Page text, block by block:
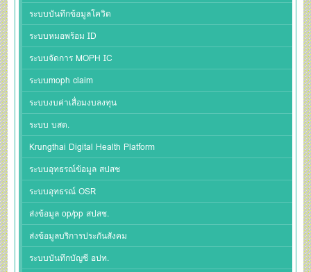
ระบบบันทึกข้อมูลโควิด
ระบบหมอพร้อม ID
ระบบจัดการ MOPH IC
ระบบmoph claim
ระบบงบค่าเสื่อมงบลงทุน
ระบบ บสต.
Krungthai Digital Health Platform
ระบบอุทธรณ์ข้อมูล สปสช
ระบบอุทธรณ์ OSR
ส่งข้อมูล op/pp สปสช.
ส่งข้อมูลบริการประกันสังคม
ระบบบันทึกบัญชี อปท.